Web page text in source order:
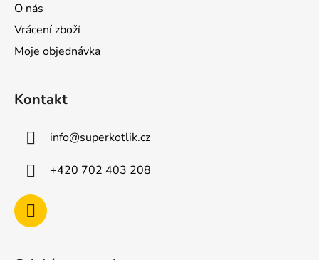
O nás
Vrácení zboží
Moje objednávka
Kontakt
info@superkotlik.cz
+420 702 403 208